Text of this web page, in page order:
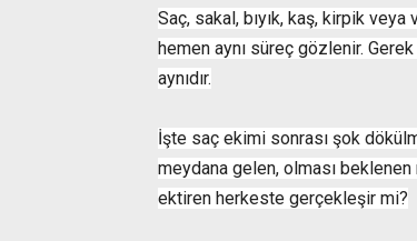
Saç, sakal, bıyık, kaş, kirpik
hemen aynı süreç gözlenir.
aynıdır.
İşte saç ekimi sonrası şok
meydana gelen, olması
ektiren herkeste gerçekleşir mi?